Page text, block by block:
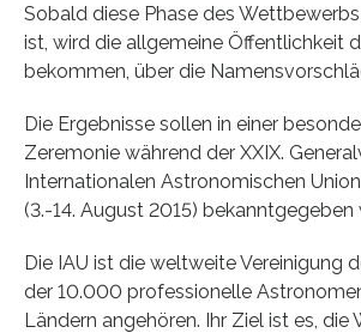
Sobald diese Phase des
ist, wird die allgemeine Öffentlichkeit
bekommen, über die
Die Ergebnisse sollen in einer
Zeremonie während der XXIX.
Internationalen Astronomischen
(3.-14. August 2015) bekanntgegeben
Die IAU ist die weltweite Vereinigung
der 10.000 professionelle
Ländern angehören. Ihr Ziel ist es, die